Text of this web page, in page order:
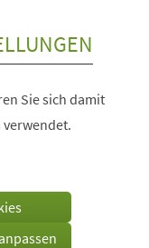
Sie sich damit
verwendet.